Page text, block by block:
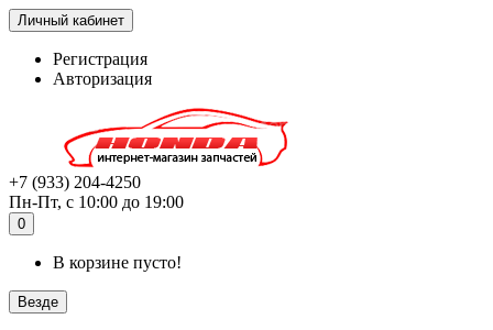
Личный кабинет
Регистрация
Авторизация
+7 (933) 204-4250
Пн-Пт, с 10:00 до 19:00
0
В корзине пусто!
Везде